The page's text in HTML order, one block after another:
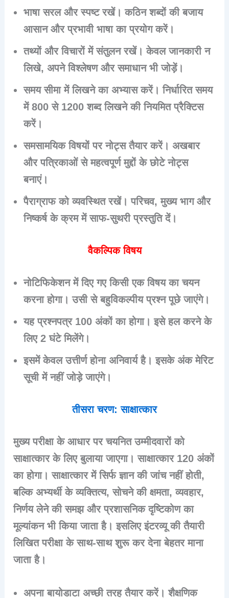
भाषा सरल और स्पष्ट रखें। कठिन शब्दों की बजाय
आसान और प्रभावी भाषा का प्रयोग करें।
तथ्यों और विचारों में संतुलन रखें। केवल जानकारी न
लिखे, अपने विश्लेषण और समाधान भी जोड़ें।
समय सीमा में लिखने का अभ्यास करें। निर्धारित समय
में 800 से 1200 शब्द लिखने की नियमित प्रैक्टिस
करें।
समसामयिक विषयों पर नोट्स तैयार करें। अखबार
और पत्रिकाओं से महत्वपूर्ण मुद्दों के छोटे नोट्स
बनाएं।
पैराग्राफ को व्यवस्थित रखें। परिचव, मुख्य भाग और
निष्कर्ष के क्रम में साफ-सुथरी प्रस्तुति दें।
वैकल्पिक विषय
नोटिफिकेशन में दिए गए किसी एक विषय का चयन
करना होगा। उसी से बहुविकल्पीय प्रश्न पूछे जाएंगे।
यह प्रश्नपत्र 100 अंकों का होगा। इसे हल करने के
लिए 2 घंटे मिलेंगे।
इसमें केवल उत्तीर्ण होना अनिवार्य है। इसके अंक मेरिट
सूची में नहीं जोड़े जाएंगे।
तीसरा चरण: साक्षात्कार
मुख्य परीक्षा के आधार पर चयनित उम्मीदवारों को
साक्षात्कार के लिए बुलाया जाएगा। साक्षात्कार 120 अंकों
का होगा। साक्षात्कार में सिर्फ ज्ञान की जांच नहीं होती,
बल्कि अभ्यर्थी के व्यक्तित्य, सोचने की क्षमता, व्यवहार,
निर्णय लेने की समझ और प्रशासनिक दृष्टिकोण का
मूल्यांकन भी किया जाता है। इसलिए इंटरव्यू की तैयारी
लिखित परीक्षा के साथ-साथ शुरू कर देना बेहतर माना
जाता है।
अपना बायोडाटा अच्छी तरह तैयार करें। शैक्षणिक